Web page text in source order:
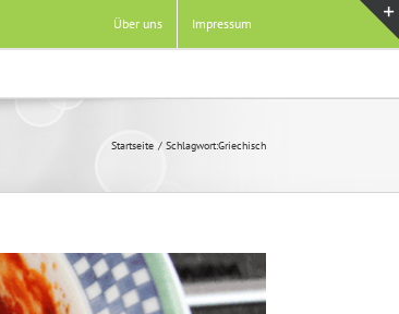
Über uns Impressum
Startseite Schlagwort:Griechisch